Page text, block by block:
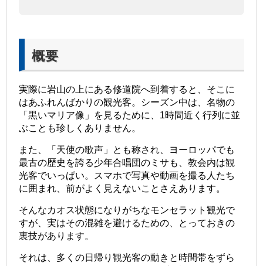
概要
実際に岩山の上にある修道院へ到着すると、そこに
はあふれんばかりの観光客。シーズン中は、名物の
「黒いマリア像」を見るために、1時間近く行列に並
ぶことも珍しくありません。
また、「天使の歌声」とも称され、ヨーロッパでも
最古の歴史を誇る少年合唱団のミサも、教会内は観
光客でいっぱい。スマホで写真や動画を撮る人たち
に囲まれ、前がよく見えないことさえあります。
そんなカオス状態になりがちなモンセラット観光で
すが、実はその混雑を避けるための、とっておきの
裏技があります。
それは、多くの日帰り観光客の動きと時間帯をずら